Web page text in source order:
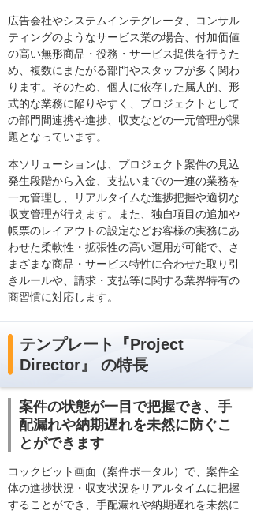
広告会社やシステムインテグレータ、コンサル
ティングのようなサービス業の場合、付加価値
の高い無形商品・役務・サービス提供を行うた
め、複数にまたがる部門やスタッフが多く関わ
ります。そのため、個人に依存した属人的、形
式的な業務に陥りやすく、プロジェクトとして
の部門間連携や進捗、収支などの一元管理が課
題となっています。
本ソリューションは、プロジェクト案件の見込
発生段階から入金、支払いまでの一連の業務を
一元管理し、リアルタイムな進捗把握や適切な
収支管理が行えます。また、独自項目の追加や
帳票のレイアウトの設定などお客様の実務にあ
わせた柔軟性・拡張性の高い運用が可能で、さ
まざまな商品・サービス特性に合わせた取り引
きルールや、請求・支払等に関する業界特有の
商習慣に対応します。
テンプレート『Project
Director』 の特長
案件の状態が一目で把握でき、手
配漏れや納期遅れを未然に防ぐこ
とができます
コックピット画面（案件ポータル）で、案件全
体の進捗状況・収支状況をリアルタイムに把握
することができ、手配漏れや納期遅れを未然に